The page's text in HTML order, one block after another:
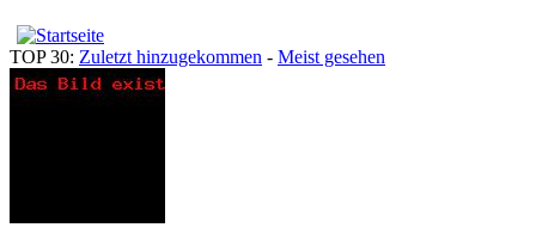
TOP 30: Zuletzt hinzugekommen - Meist gesehen